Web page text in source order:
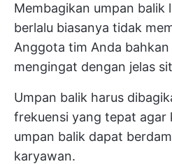
Membagikan umpan balik
berlalu biasanya tidak
Anggota tim Anda
mengingat dengan jelas
Umpan balik harus
frekuensi yang tepat agar
umpan balik dapat
karyawan.